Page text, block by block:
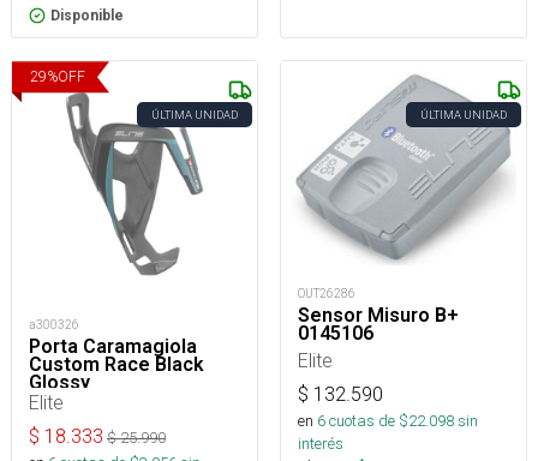
Disponible
29%OFF
ÚLTIMA UNIDAD
a300326
Porta Caramagiola
Custom Race Black
Glossy
Elite
$ 18.333 $25.990
ÚLTIMA UNIDAD
OUT26286
Sensor Misuro B+
0145106
Elite
$ 132.590
en 6cuotas de $22.098sin
interés